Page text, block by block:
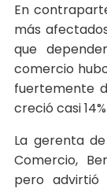
En
más
que
comercio
fuertemente
creció casi
La gerenta
Comercio,
pero